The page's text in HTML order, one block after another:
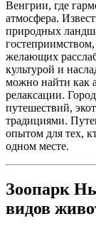
Венгрии, где
атмосфера.
природных
желающих
культурой и
можно найти как
релаксации.
путешествий,
традициями.
опытом для тех,
одном месте.
Зоопарк
видов